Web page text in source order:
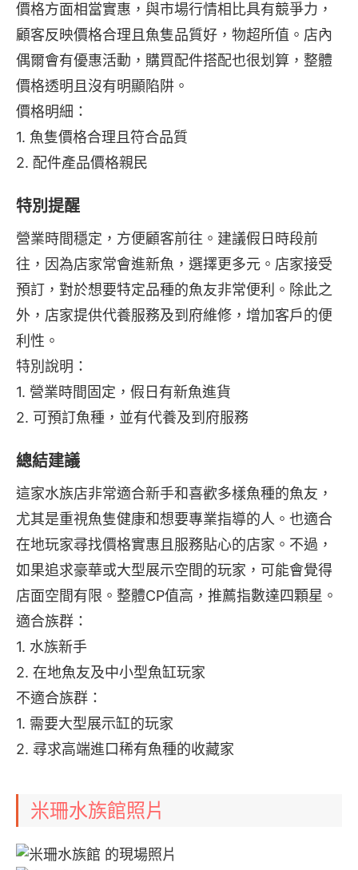
價格方面相當實惠，與市場行情相比具有競爭力，
顧客反映價格合理且魚隻品質好，物超所值。店內
偶爾會有優惠活動，購買配件搭配也很划算，整體
價格透明且沒有明顯陷阱。
價格明細：
1. 魚隻價格合理且符合品質
2. 配件產品價格親民
特別提醒
營業時間穩定，方便顧客前往。建議假日時段前
往，因為店家常會進新魚，選擇更多元。店家接受
預訂，對於想要特定品種的魚友非常便利。除此之
外，店家提供代養服務及到府維修，增加客戶的便
利性。
特別說明：
1. 營業時間固定，假日有新魚進貨
2. 可預訂魚種，並有代養及到府服務
總結建議
這家水族店非常適合新手和喜歡多樣魚種的魚友，
尤其是重視魚隻健康和想要專業指導的人。也適合
在地玩家尋找價格實惠且服務貼心的店家。不過，
如果追求豪華或大型展示空間的玩家，可能會覺得
店面空間有限。整體CP值高，推薦指數達四顆星。
適合族群：
1. 水族新手
2. 在地魚友及中小型魚缸玩家
不適合族群：
1. 需要大型展示缸的玩家
2. 尋求高端進口稀有魚種的收藏家
米珊水族館照片